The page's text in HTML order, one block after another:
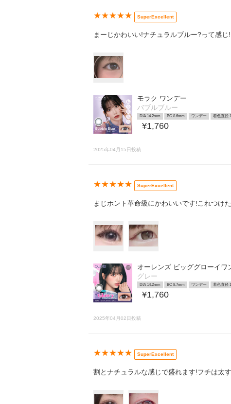
★★★★★ SuperExcellent
まーじかわいい!ナチュラルブルー?って感
モラク ワンデー
バブルブルー
DIA 14.2mm BC 8.6mm ワンデー 着色直径
¥1,760
2025年04月15日投稿
★★★★★ SuperExcellent
まじホント革命級にかわいいです!これつけ
オーレンズ ビッググローイワ
グレー
DIA 14.2mm BC 8.7mm ワンデー 着色直径
¥1,760
2025年04月02日投稿
★★★★★ SuperExcellent
割とナチュラルな感じで盛れます!フチは太